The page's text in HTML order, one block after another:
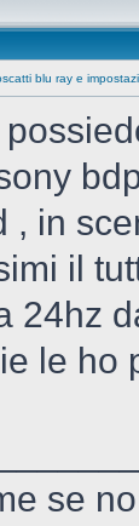
blu ray e
, in
il
24hz
le ho
se